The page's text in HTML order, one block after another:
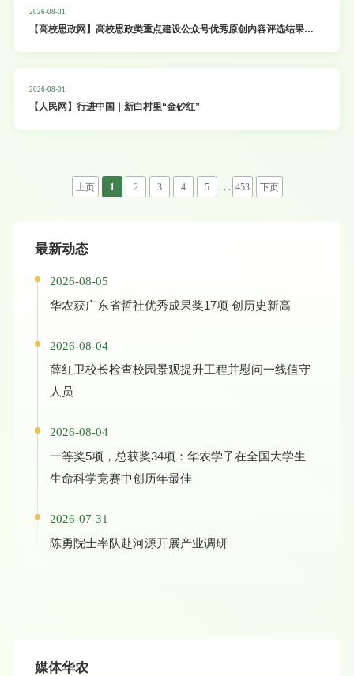
2026-08-01
【高校思政网】高校思政类重点建设公众号优秀原创内容评选结果
2026-08-01
【人民网】行进中国｜新白村里“金砂红”
上页 1 2 3 4 5 . . . 453 下页
最新动态
2026-08-05
华农获广东省哲社优秀成果奖17项 创历史新高
2026-08-04
薛红卫校长检查校园景观提升工程并慰问一线值守
人员
2026-08-04
一等奖5项，总获奖34项：华农学子在全国大学生
生命科学竞赛中创历年最佳
2026-07-31
陈勇院士率队赴河源开展产业调研
媒体华农